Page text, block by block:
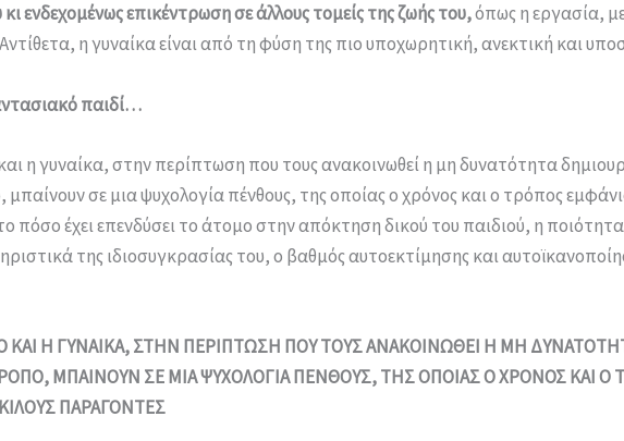
ενδεχομένως επικέντρωση σε άλλους τομείς της ζωής του,όπως η εργασία,
η γυναίκα είναι από τη φύση της πιο υποχωρητική, ανεκτική και
παιδί…
η γυναίκα, στην περίπτωση που τους ανακοινωθεί η μη δυνατότητα
σε μια ψυχολογία πένθους, της οποίας ο χρόνος και ο τρόπος
πόσο έχει επενδύσει το άτομο στην απόκτηση δικού του παιδιού, η
της ιδιοσυγκρασίας του, ο βαθμός αυτοεκτίμησης και
ΚΑΙ Η ΓΥΝΑΙΚΑ, ΣΤΗΝ ΠΕΡΙΠΤΩΣΗ ΠΟΥ ΤΟΥΣ ΑΝΑΚΟΙΝΩΘΕΙ Η ΜΗ
ΜΠΑΙΝΟΥΝ ΣΕ ΜΙΑ ΨΥΧΟΛΟΓΙΑ ΠΕΝΘΟΥΣ, ΤΗΣ ΟΠΟΙΑΣ Ο ΧΡΟΝΟΣ ΚΑΙ
ΠΑΡΑΓΟΝΤΕΣ